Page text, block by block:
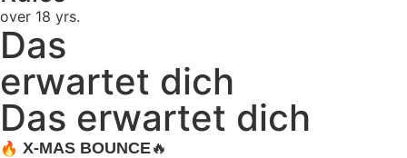
over 18 yrs.
Das
erwartet dich
Das erwartet dich
🔥 X-MAS BOUNCE🔥